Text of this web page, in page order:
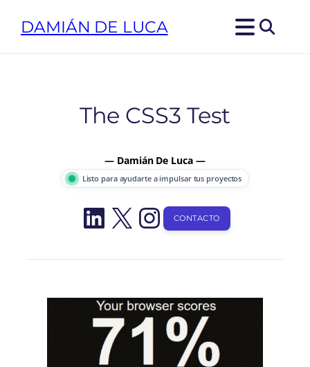
DAMIÁN DE LUCA
The CSS3 Test
— Damián De Luca —
Listo para ayudarte a impulsar tus proyectos
LinkedIn
X Instagram
CONTACTO